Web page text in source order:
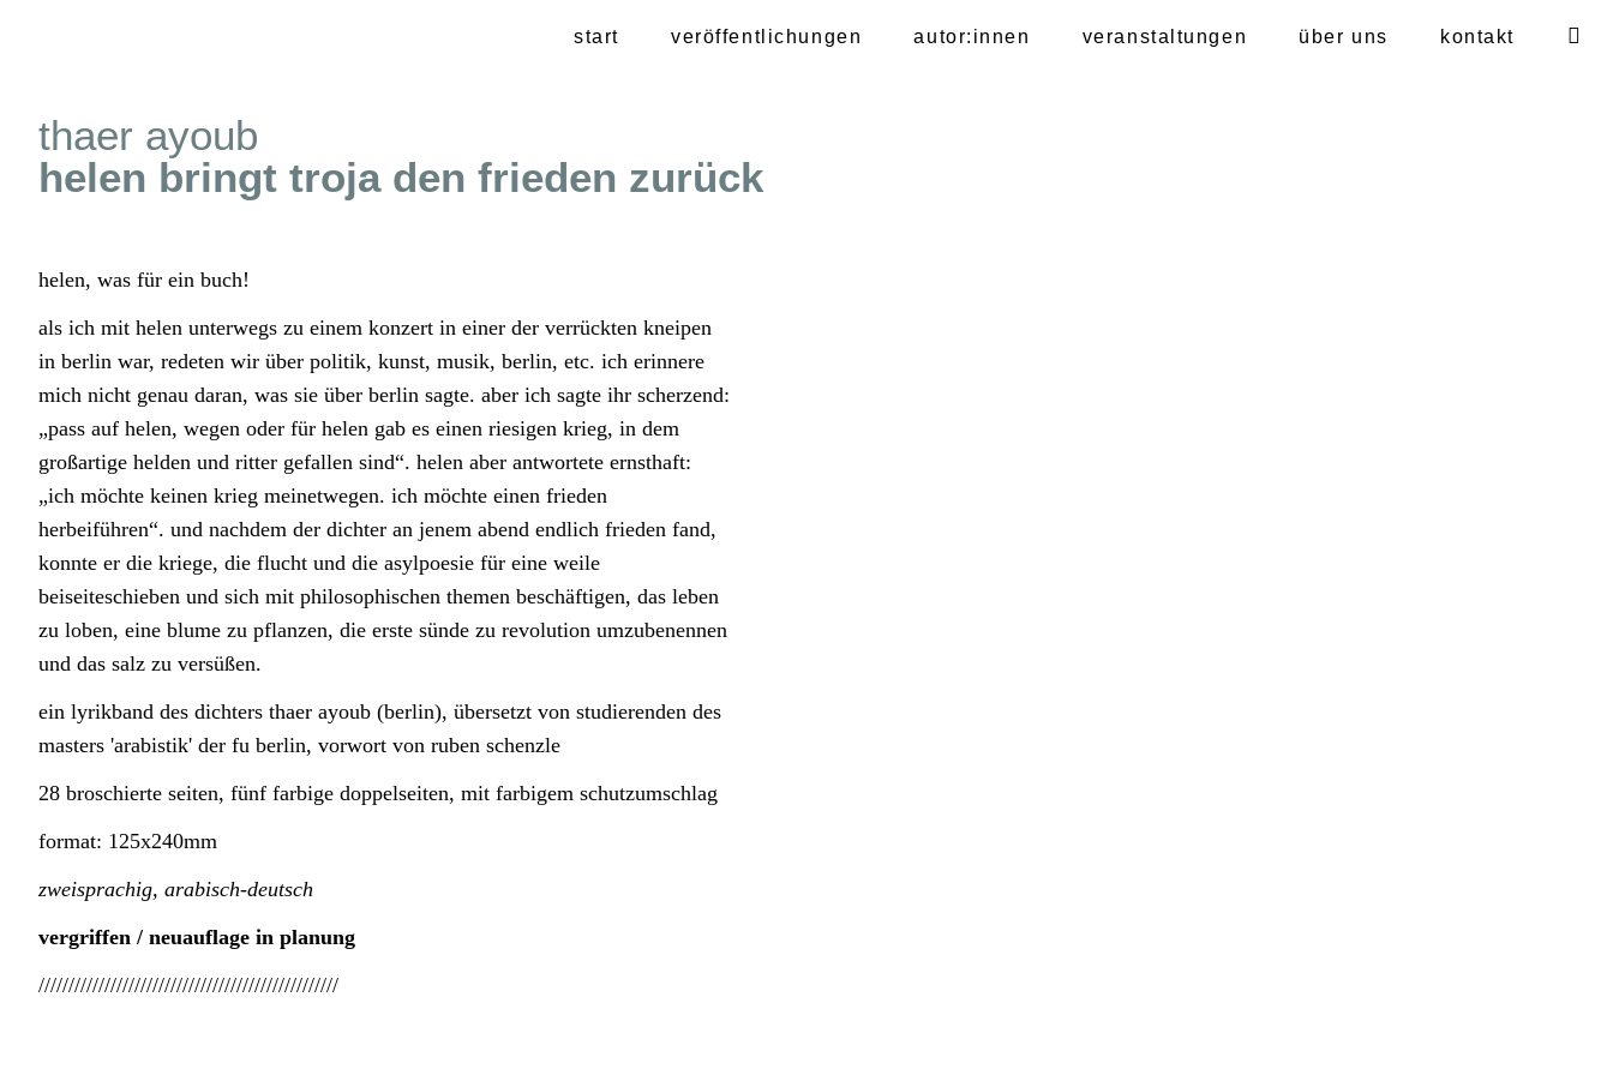
start veröffentlichungen autor:innen veranstaltungen über uns kontakt
thaer ayoub
helen bringt troja den frieden zurück
helen, was für ein buch!
als ich mit helen unterwegs zu einem konzert in einer der verrückten kneipen
in berlin war, redeten wir über politik, kunst, musik, berlin, etc. ich erinnere
mich nicht genau daran, was sie über berlin sagte. aber ich sagte ihr scherzend:
„pass auf helen, wegen oder für helen gab es einen riesigen krieg, in dem
großartige helden und ritter gefallen sind“. helen aber antwortete ernsthaft:
„ich möchte keinen krieg meinetwegen. ich möchte einen frieden
herbeiführen“. und nachdem der dichter an jenem abend endlich frieden fand,
konnte er die kriege, die flucht und die asylpoesie für eine weile
beiseiteschieben und sich mit philosophischen themen beschäftigen, das leben
zu loben, eine blume zu pflanzen, die erste sünde zu revolution umzubenennen
und das salz zu versüßen.
ein lyrikband des dichters thaer ayoub (berlin), übersetzt von studierenden des
masters 'arabistik' der fu berlin, vorwort von ruben schenzle
28 broschierte seiten, fünf farbige doppelseiten, mit farbigem schutzumschlag
format: 125x240mm
zweisprachig, arabisch-deutsch
vergriffen / neuauflage in planung
//////////////////////////////////////////////////